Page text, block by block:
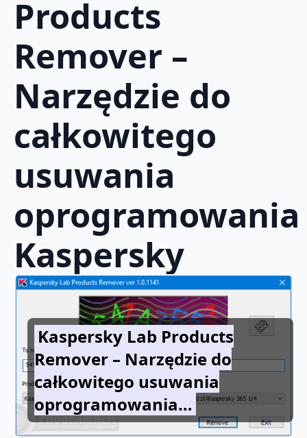
Products
Remover –
Narzędzie do
całkowitego
usuwania
oprogramowania
Kaspersky
Kaspersky Lab Products
Remover – Narzędzie do
całkowitego usuwania
oprogramowania…